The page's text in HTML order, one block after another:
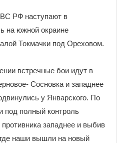
РФ наступают в
на южной окраине
Токмачки под Ореховом.
встречные бои идут в
Сосновка и западнее
у Январского. По
под полный контроль
западнее и выбив
наши вышли на новый